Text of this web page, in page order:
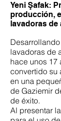
Yeni Şafak:
producción,
lavadoras
lavadoras de
hace unos 17
convertido su
en una
de Gaziemir
de éxito.
Al presentar